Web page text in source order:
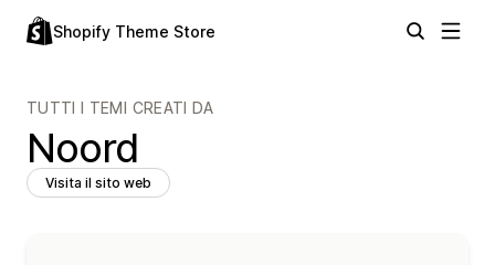
Shopify Theme Store
TUTTI I TEMI CREATI DA
Noord
Visita il sito web